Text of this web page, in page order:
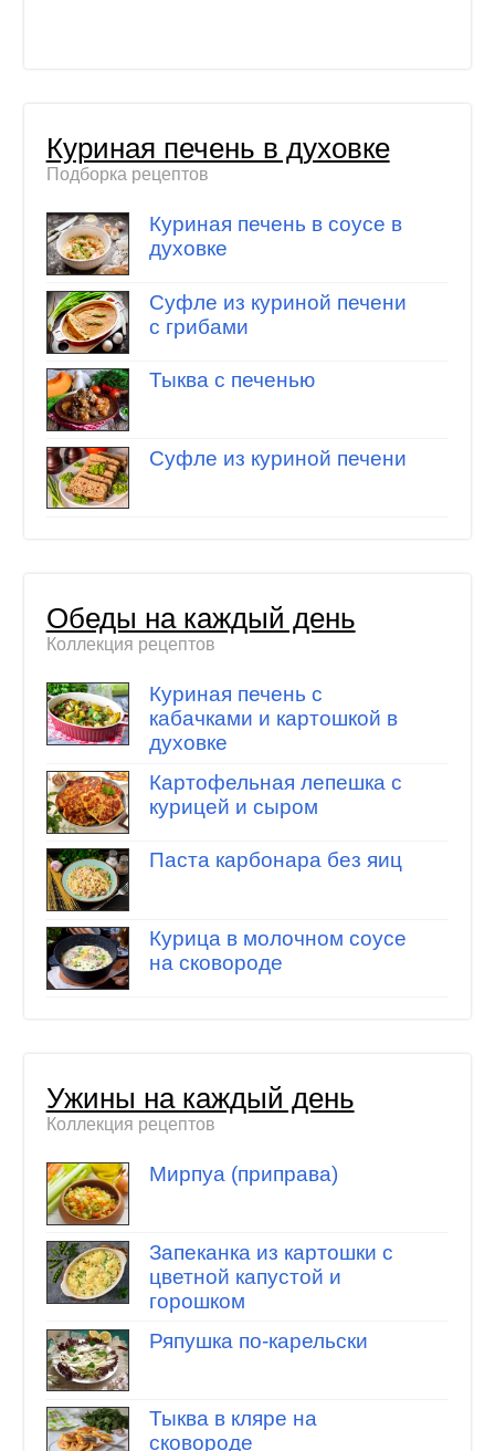
Куриная печень в духовке
Подборка рецептов
Куриная печень в соусе в
духовке
Суфле из куриной печени
с грибами
Тыква с печенью
Суфле из куриной печени
Обеды на каждый день
Коллекция рецептов
Куриная печень с
кабачками и картошкой в
духовке
Картофельная лепешка с
курицей и сыром
Паста карбонара без яиц
Курица в молочном соусе
на сковороде
Ужины на каждый день
Коллекция рецептов
Мирпуа (приправа)
Запеканка из картошки с
цветной капустой и
горошком
Ряпушка по-карельски
Тыква в кляре на
сковороде